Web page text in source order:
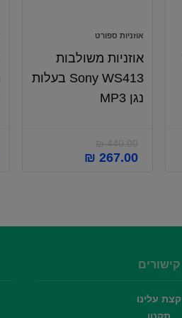
אוזניות ספורט
אוזניות משולבות
Sony WS413 בעלות
נגן MP3
₪440.00
המחיר ₪ 267.00
קישורים
קצת עלינו